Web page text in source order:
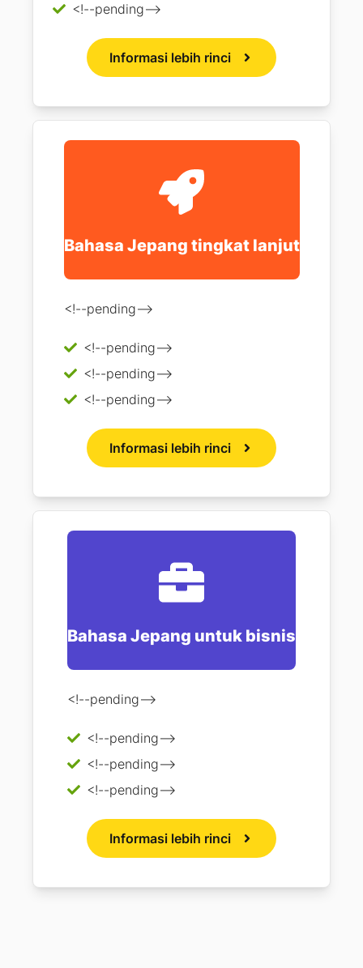
<!--pending-->
Informasi lebih rinci
Bahasa Jepang tingkat lanjut
<!--pending-->
<!--pending-->
<!--pending-->
<!--pending-->
Informasi lebih rinci
Bahasa Jepang untuk bisnis
<!--pending-->
<!--pending-->
<!--pending-->
<!--pending-->
Informasi lebih rinci